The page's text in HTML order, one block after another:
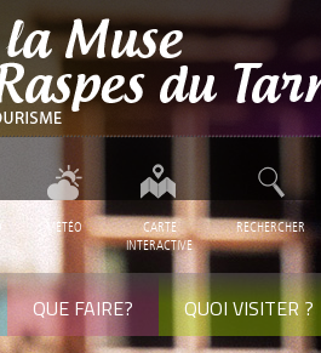
MÉTÉO
CARTE
INTERACTIVE
RECHERCHER
QUE FAIRE? QUOI VISITER ?